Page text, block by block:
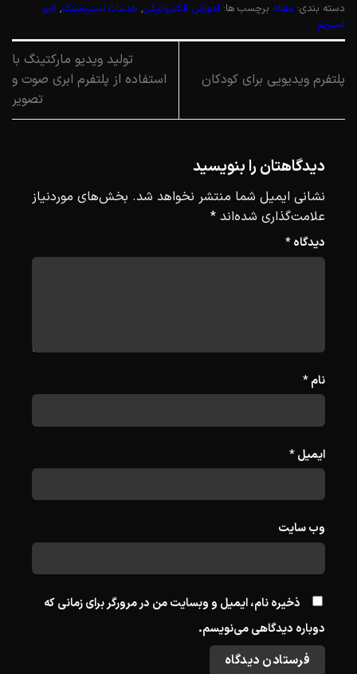
دسته بندی: مقاله برچسب ها: آموزش الکترونیکی, خدمات استریمینگ, لایو
استریم
پلتفرم ویدیویی برای کودکان
تولید ویدیو مارکتینگ با
استفاده از پلتفرم ابری صوت و
تصویر
دیدگاهتان را بنویسید
نشانی ایمیل شما منتشر نخواهد شد. بخش‌های موردنیاز
علامت‌گذاری شده‌اند *
دیدگاه*
نام*
ایمیل*
وب‌ سایت
ذخیره نام، ایمیل و وبسایت من در مرورگر برای زمانی که
دوباره دیدگاهی می‌نویسم.